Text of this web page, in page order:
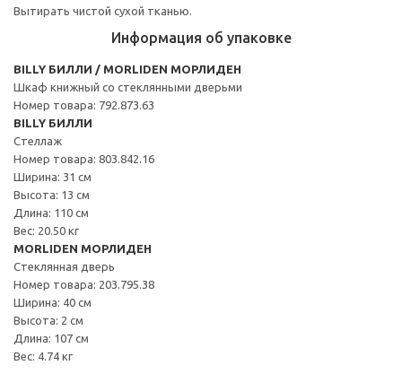
Вытирать чистой сухой тканью.
Информация об упаковке
BILLY БИЛЛИ / MORLIDEN МОРЛИДЕН
Шкаф книжный со стеклянными дверьми
Номер товара: 792.873.63
BILLY БИЛЛИ
Стеллаж
Номер товара: 803.842.16
Ширина: 31 см
Высота: 13 см
Длина: 110 см
Вес: 20.50 кг
MORLIDEN МОРЛИДЕН
Стеклянная дверь
Номер товара: 203.795.38
Ширина: 40 см
Высота: 2 см
Длина: 107 см
Вес: 4.74 кг